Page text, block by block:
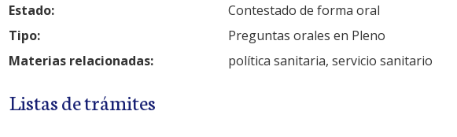
Estado:
Contestado de forma oral
Tipo:
Preguntas orales en Pleno
Materias relacionadas:
política sanitaria, servicio sanitario
Listas de trámites